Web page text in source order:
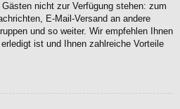
nicht zur Verfügung stehen: zum
E-Mail-Versand an andere
und so weiter. Wir empfehlen Ihnen
ist und Ihnen zahlreiche Vorteile